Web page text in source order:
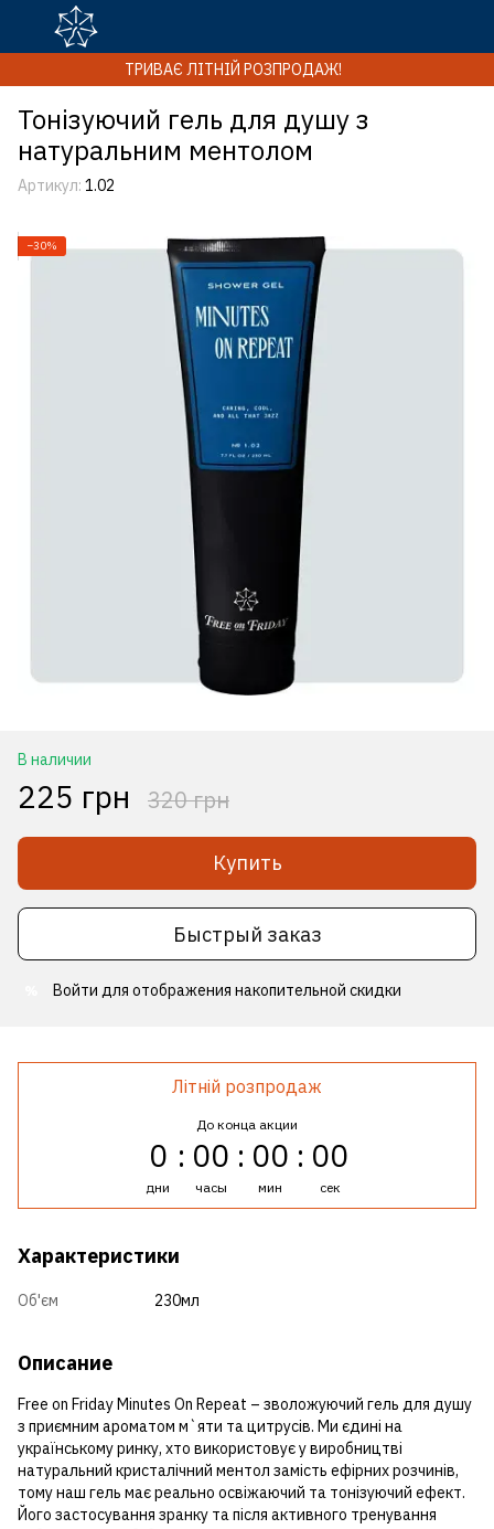
ТРИВАЄ ЛІТНІЙ РОЗПРОДАЖ!
Тонізуючий гель для душу з
натуральним ментолом
Артикул: 1.02
−30%
В наличии
225 грн 320 грн
Купить
Быстрый заказ
Войти для отображения накопительной скидки
Літній розпродаж
До конца акции
0
дни
00
часы
00
мин
00
сек
Характеристики
Об'єм 230мл
Описание
Free on Friday Minutes On Repeat – зволожуючий гель для душу
з приємним ароматом м`яти та цитрусів. Ми єдині на
українському ринку, хто використовує у виробництві
натуральний кристалічний ментол замість ефірних розчинів,
тому наш гель має реально освіжаючий та тонізуючий ефект.
Його застосування зранку та після активного тренування